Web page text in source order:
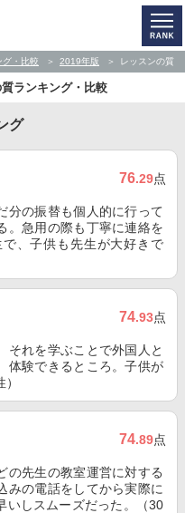
グ・比較 2019年版 レッスンの質
ランキング・比較
グ
76.29点
分の振替も個人的に行って
。急用の際も丁寧に連絡を
、子供も先生が大好きで
74.93点
それを学ぶことで外国人と
体験できるところ。子供が
74.89点
の先生の教室運営に対する
みの電話をしてから実際に
いしスムーズだった。（30